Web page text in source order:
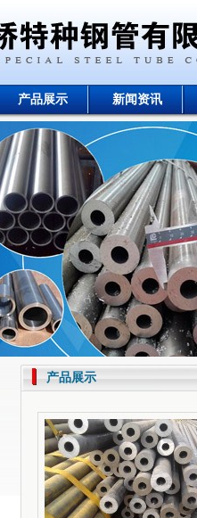
产品展示 新闻资讯
产品展示